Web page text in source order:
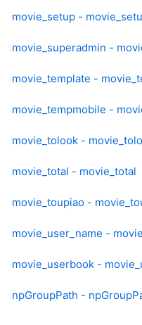
movie_setup -
movie_superadmin -
movie_template -
movie_tempmobile -
movie_tolook -
movie_total - movie_total
movie_toupiao -
movie_user_name -
movie_userbook -
npGroupPath -